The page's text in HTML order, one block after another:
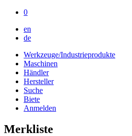
0
en
de
Werkzeuge/Industrieprodukte
Maschinen
Händler
Hersteller
Suche
Biete
Anmelden
Merkliste